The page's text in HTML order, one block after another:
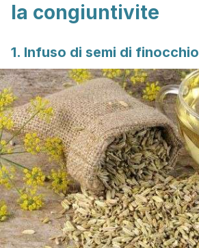
la congiuntivite
1. Infuso di semi di finocchio